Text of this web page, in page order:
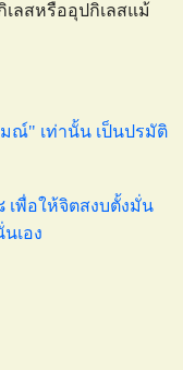
ลสหรืออุปกิเลสแม้
ณ์" เท่านั้น เป็นปรมัติ
พื่อให้จิตสงบตั้งมั่น
เอง